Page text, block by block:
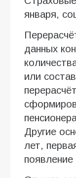
января,
данных
или
Другие
лет,